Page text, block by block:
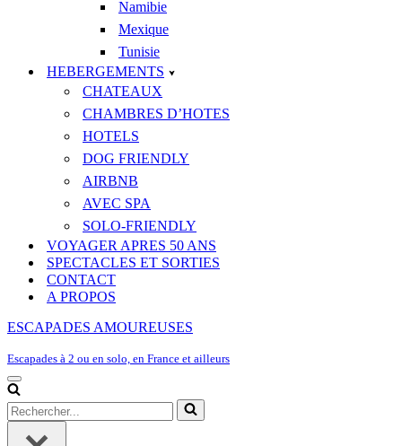
Namibie
Mexique
Tunisie
HEBERGEMENTS
CHATEAUX
CHAMBRES D’HOTES
HOTELS
DOG FRIENDLY
AIRBNB
AVEC SPA
SOLO-FRIENDLY
VOYAGER APRES 50 ANS
SPECTACLES ET SORTIES
CONTACT
A PROPOS
ESCAPADES AMOUREUSES
Escapades à 2 ou en solo, en France et ailleurs
Menu
de
navigation
Rechercher...